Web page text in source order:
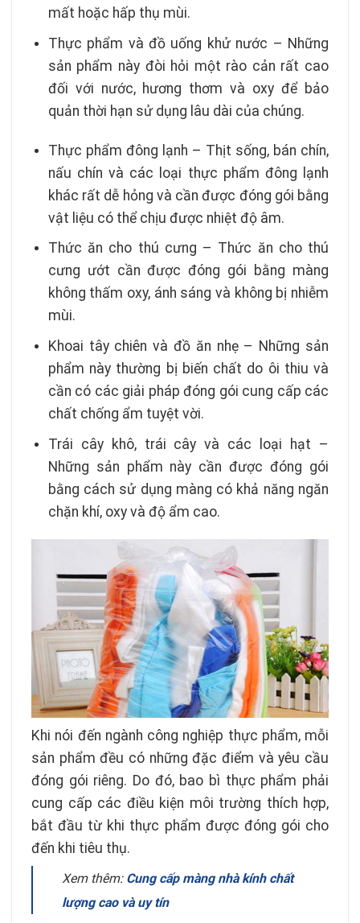
mất hoặc hấp thụ mùi.
Thực phẩm và đồ uống khử nước – Những
sản phẩm này đòi hỏi một rào cản rất cao
đối với nước, hương thơm và oxy để bảo
quản thời hạn sử dụng lâu dài của chúng.
Thực phẩm đông lạnh – Thịt sống, bán chín,
nấu chín và các loại thực phẩm đông lạnh
khác rất dễ hỏng và cần được đóng gói bằng
vật liệu có thể chịu được nhiệt độ âm.
Thức ăn cho thú cưng – Thức ăn cho thú
cưng ướt cần được đóng gói bằng màng
không thấm oxy, ánh sáng và không bị nhiễm
mùi.
Khoai tây chiên và đồ ăn nhẹ – Những sản
phẩm này thường bị biến chất do ôi thiu và
cần có các giải pháp đóng gói cung cấp các
chất chống ẩm tuyệt vời.
Trái cây khô, trái cây và các loại hạt –
Những sản phẩm này cần được đóng gói
bằng cách sử dụng màng có khả năng ngăn
chặn khí, oxy và độ ẩm cao.
Khi nói đến ngành công nghiệp thực phẩm, mỗi
sản phẩm đều có những đặc điểm và yêu cầu
đóng gói riêng. Do đó, bao bì thực phẩm phải
cung cấp các điều kiện môi trường thích hợp,
bắt đầu từ khi thực phẩm được đóng gói cho
đến khi tiêu thụ.
Xem thêm: Cung cấp màng nhà kính chất
lượng cao và uy tín